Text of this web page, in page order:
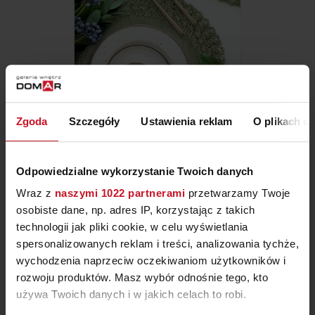
Zgoda Szczegóły Ustawienia reklam O plikach
Odpowiedzialne wykorzystanie Twoich danych
Wraz z naszymi 1022 partnerami przetwarzamy Twoje
osobiste dane, np. adres IP, korzystając z takich
technologii jak pliki cookie, w celu wyświetlania
spersonalizowanych reklam i treści, analizowania tychże,
wychodzenia naprzeciw oczekiwaniom użytkowników i
rozwoju produktów. Masz wybór odnośnie tego, kto
używa Twoich danych i w jakich celach to robi.
PODKŁADKA BOHO